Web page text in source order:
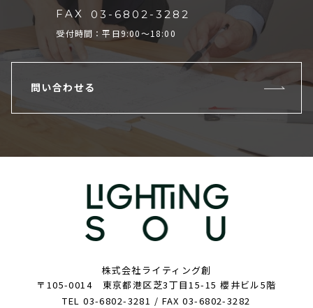
FAX 03-6802-3282
受付時間：平日9:00～18:00
問い合わせる
株式会社ライティング創
〒105-0014 東京都港区芝3丁目15-15 櫻井ビル5階
TEL 03-6802-3281 / FAX 03-6802-3282